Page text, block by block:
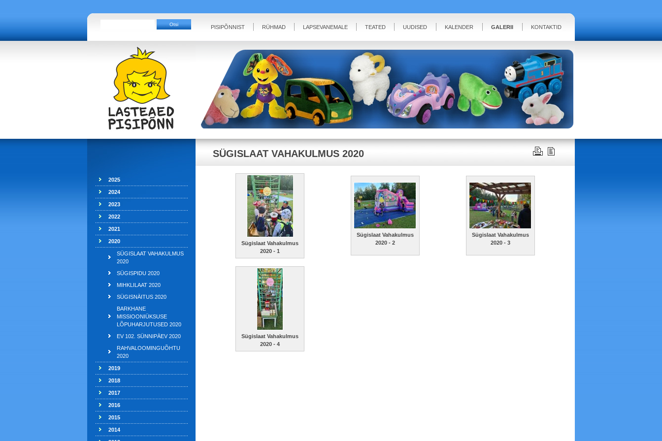
PISIPÕNNIST RÜHMAD LAPSEVANEMALE TEATED UUDISED KALENDER GALERII KONTAKTID
2025
2024
2023
2022
2021
2020
SÜGISLAAT VAHAKULMUS
2020
SÜGISPIDU 2020
MIHKLILAAT 2020
SÜGISNÄITUS 2020
BARKHANE
MISSIOONIÜKSUSE
LÕPUHARJUTUSED 2020
EV 102. SÜNNIPÄEV 2020
RAHVALOOMINGUÕHTU
2020
2019
2018
2017
2016
2015
2014
SÜGISLAAT VAHAKULMUS 2020
Sügislaat Vahakulmus
2020 - 1
Sügislaat Vahakulmus
2020 - 2
Sügislaat Vahakulmus
2020 - 3
Sügislaat Vahakulmus
2020 - 4